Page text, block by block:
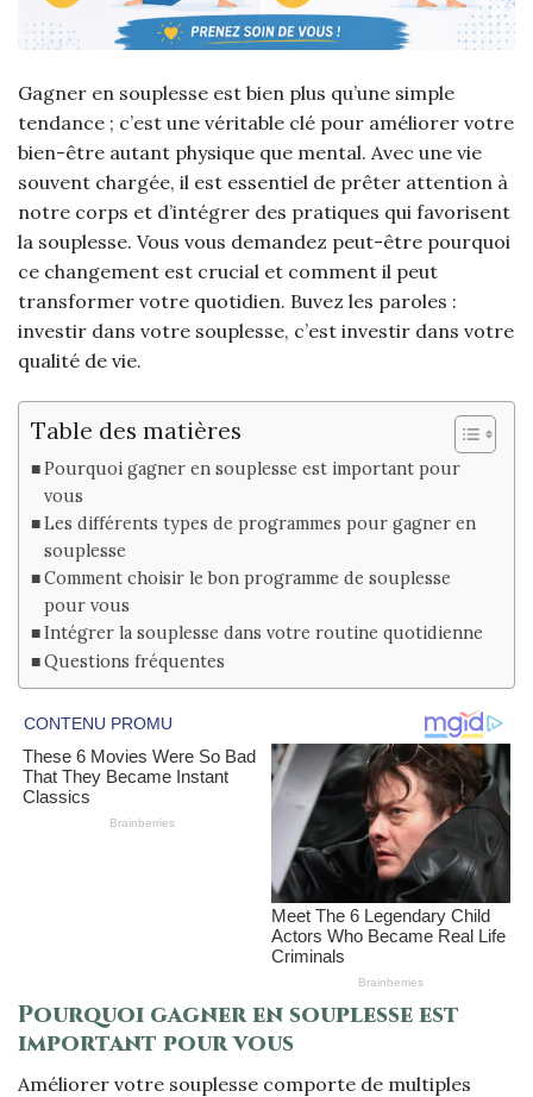
Gagner en souplesse est bien plus qu’une simple
tendance ; c’est une véritable clé pour améliorer votre
bien-être autant physique que mental. Avec une vie
souvent chargée, il est essentiel de prêter attention à
notre corps et d’intégrer des pratiques qui favorisent
la souplesse. Vous vous demandez peut-être pourquoi
ce changement est crucial et comment il peut
transformer votre quotidien. Buvez les paroles :
investir dans votre souplesse, c’est investir dans votre
qualité de vie.
Table des matières
Pourquoi gagner en souplesse est important pour
vous
Les différents types de programmes pour gagner en
souplesse
Comment choisir le bon programme de souplesse
pour vous
Intégrer la souplesse dans votre routine quotidienne
Questions fréquentes
Pourquoi gagner en souplesse est
important pour vous
Améliorer votre souplesse comporte de multiples